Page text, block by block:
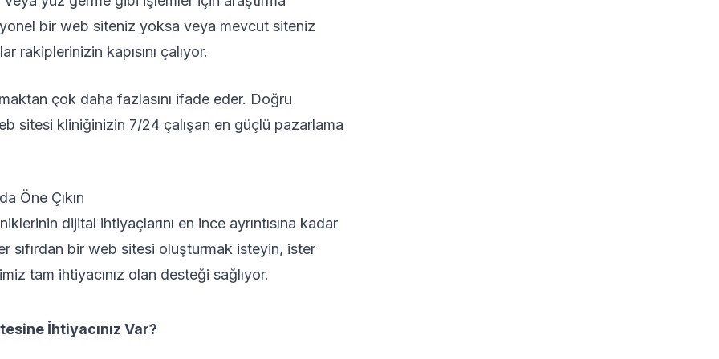
bir web siteniz yoksa veya mevcut siteniz
kapısını çalıyor.
çok daha fazlasını ifade eder. Doğru
sitesi kliniğinizin 7/24 çalışan en güçlü pazarlama
Öne Çıkın
dijital ihtiyaçlarını en ince ayrıntısına kadar
sıfırdan bir web sitesi oluşturmak isteyin, ister
tam ihtiyacınız olan desteği sağlıyor.
İhtiyacınız Var?